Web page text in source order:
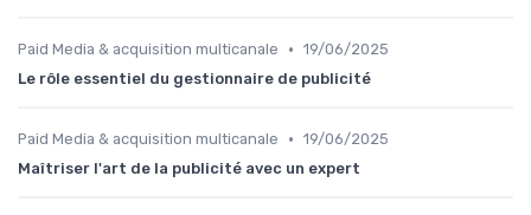
Paid Media & acquisition multicanale • 19/06/2025
Le rôle essentiel du gestionnaire de publicité
Paid Media & acquisition multicanale • 19/06/2025
Maîtriser l'art de la publicité avec un expert